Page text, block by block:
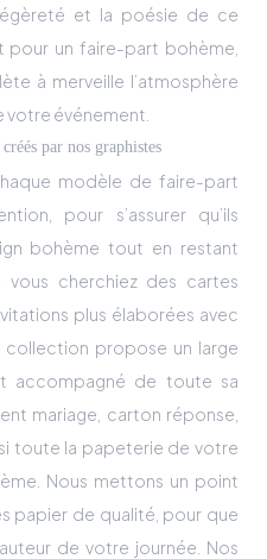
et la poésie de ce
un faire-part bohème,
à merveille l’atmosphère
événement.
par nos graphistes
modèle de faire-part
pour s’assurer qu’ils
bohème tout en restant
vous cherchiez des cartes
plus élaborées avec
propose un large
accompagné de toute sa
mariage, carton réponse,
toute la papeterie de votre
Nous mettons un point
papier de qualité, pour que
de votre journée. Nos